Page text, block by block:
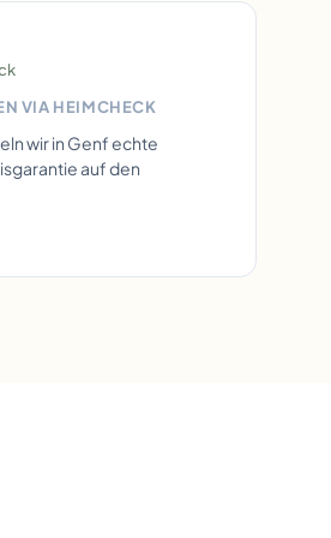
VIA HEIMCHECK
wir in Genf echte
auf den